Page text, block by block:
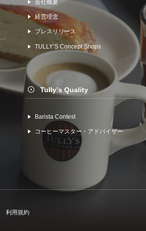
会社概要
経営理念
プレスリリース
TULLYʼS Concept Shops
Tullyʼs Quality
Barista Contest
コーヒーマスター・アドバイザー
利⽤規約